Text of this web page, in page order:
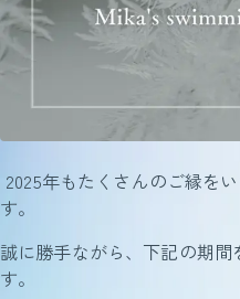
2025年もたくさんのご縁を
す。
誠に勝手ながら、下記の期
す。